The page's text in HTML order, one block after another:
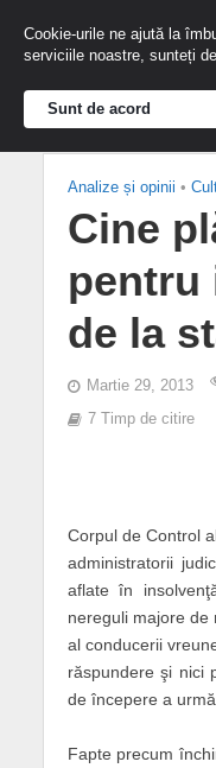
Analize și opinii •
Cine
pentru
de la
Martie 29, 2013
7 Timp de citire
Corpul de Control
administratorii
aflate în
nereguli majore de
al conducerii
răspundere şi nici
de începere a
Fapte precum
Cookie-urile ne ajută la
serviciile noastre, sunteți
Sunt de acord